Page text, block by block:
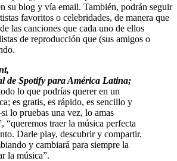
su blog y vía email. También, podrán seguir
favoritos o celebridades, de manera que
las canciones que cada uno de ellos
de reproducción que (sus amigos o
de Spotify para América Latina;
lo que podrías querer en un
es gratis, es rápido, es sencillo y
lo pruebas una vez, lo amas
“queremos traer la música perfecta
Darle play, descubrir y compartir.
y cambiará para siempre la
la música”.